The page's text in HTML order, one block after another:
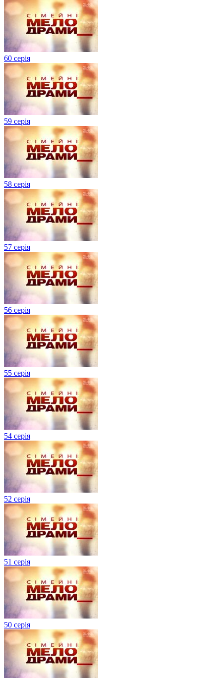
60 серія
59 серія
58 серія
57 серія
56 серія
55 серія
54 серія
52 серія
51 серія
50 серія